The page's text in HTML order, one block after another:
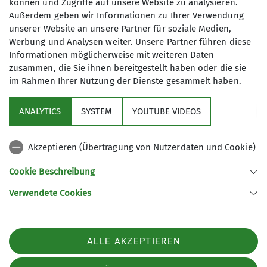
Maximale Teilnehmeranzahl
8
Nützliche Links
Sektion Günzburg des Deutschen Alpenvereins e.V.
Telefon +4982219646199
können und Zugriffe auf unsere Website zu analysieren.
Außerdem geben wir Informationen zu Ihrer Verwendung
unserer Website an unsere Partner für soziale Medien,
Werbung und Analysen weiter. Unsere Partner führen diese
Informationen möglicherweise mit weiteren Daten
zusammen, die Sie ihnen bereitgestellt haben oder die sie
im Rahmen Ihrer Nutzung der Dienste gesammelt haben.
ANALYTICS SYSTEM YOUTUBE VIDEOS
Akzeptieren (Übertragung von Nutzerdaten und Cookie)
Cookie Beschreibung
Verwendete Cookies
ALLE AKZEPTIEREN